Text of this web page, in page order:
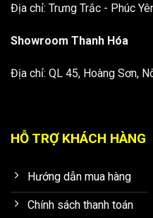
Địa chỉ: Trưng Trắc - Phúc
Showroom Thanh Hóa
Địa chỉ: QL 45, Hoàng Sơn,
HỖ TRỢ KHÁCH HÀNG
Hướng dẫn mua hàng
Chính sách thanh toán